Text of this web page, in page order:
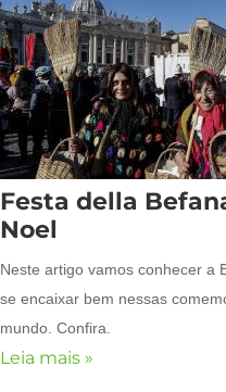
Festa della
Noel
Neste artigo vamos conhecer a
se encaixar bem nessas
mundo. Confira.
Leia mais »